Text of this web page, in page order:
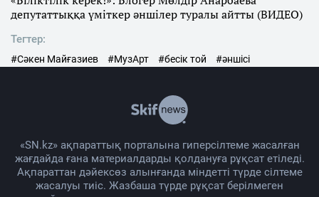
депутаттыққа үміткер әншілер туралы айтты (ВИДЕО)
Тегтер:
#Сәкен Майғазиев #МузАрт #бесік той #әншісі
«SN.kz» ақпараттық порталына гиперсілтеме жасалған
жағдайда ғана материалдарды қолдануға рұқсат етіледі.
Ақпараттан дәйексөз алынғанда міндетті түрде сілтеме
жасалуы тиіс. Жазбаша түрде рұқсат берілмеген